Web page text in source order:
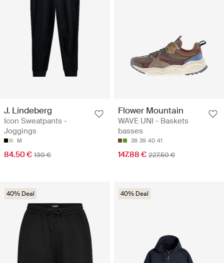
J. Lindeberg
Icon Sweatpants -
Joggings
M
84.50 € 130 €
Flower Mountain
WAVE UNI - Baskets
basses
38 39 40 41
147.88 € 227.50 €
40% Deal 40% Deal